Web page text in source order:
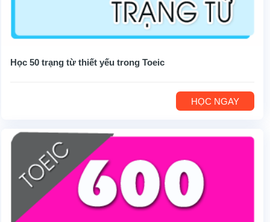
Học 50 trạng từ thiết yếu trong Toeic
HỌC NGAY